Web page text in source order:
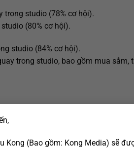
Kong (Bao gồm: Kong Media) sẽ
trong studio (78% cơ hội).
(80% cơ hội).
studio (84% cơ hội).
trong studio, bao gồm mua sắm,
và có khả năng nâng cao nhận
trình khuyến mãi không làm